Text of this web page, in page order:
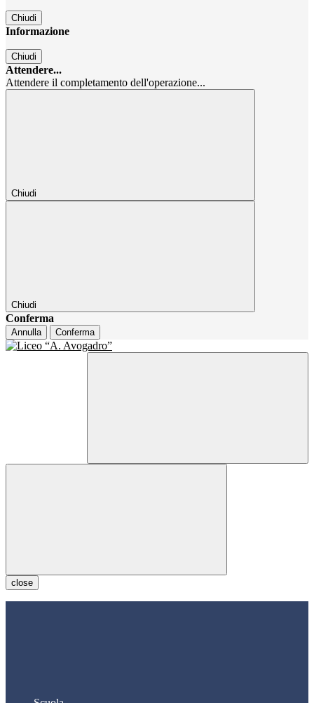
Chiudi
Informazione
Chiudi
Attendere...
Attendere il completamento dell'operazione...
Chiudi
Chiudi
Conferma
Annulla Conferma
close